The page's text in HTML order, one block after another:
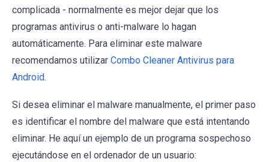
complicada - normalmente es mejor dejar que los
programas antivirus o anti-malware lo hagan
automáticamente. Para eliminar este malware
recomendamos utilizar Combo Cleaner Antivirus para
Android.
Si desea eliminar el malware manualmente, el primer paso
es identificar el nombre del malware que está intentando
eliminar. He aquí un ejemplo de un programa sospechoso
ejecutándose en el ordenador de un usuario: